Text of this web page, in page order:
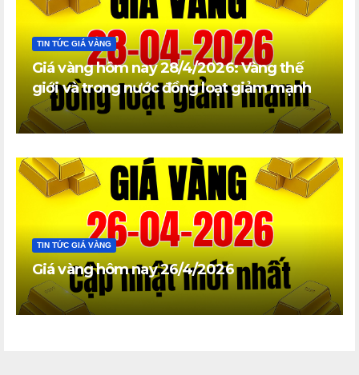
TIN TỨC GIÁ VÀNG
Giá vàng hôm nay 28/4/2026: Vàng thế
giới và trong nước đồng loạt giảm mạnh
TIN TỨC GIÁ VÀNG
Giá vàng hôm nay 26/4/2026